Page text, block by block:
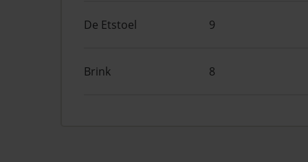
De Etstoel 9
Brink 8